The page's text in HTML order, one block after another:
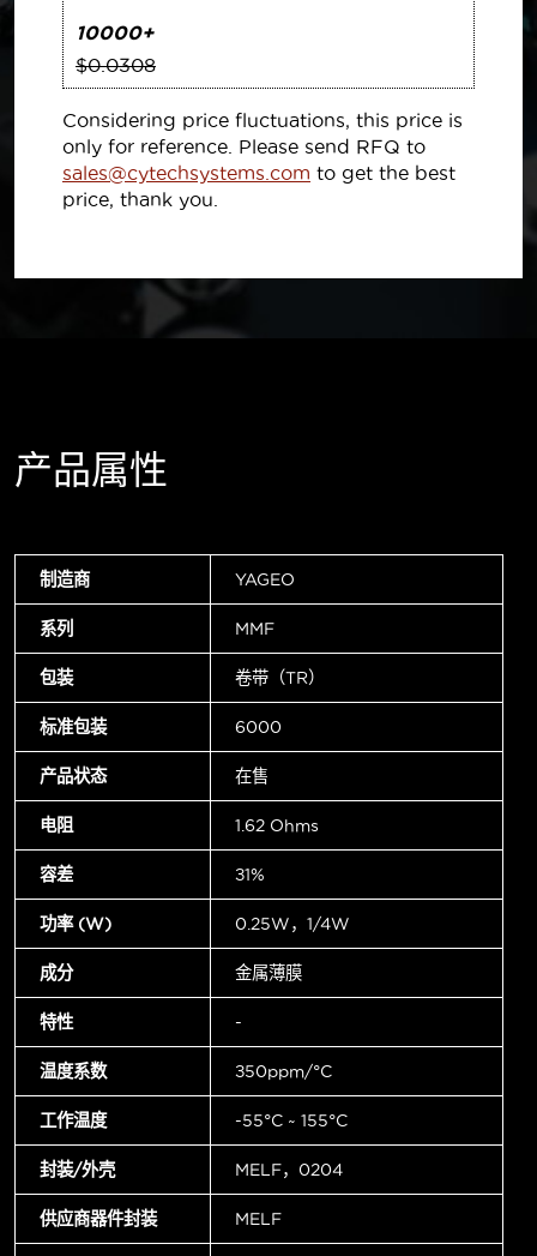
10000+
$0.0308
Considering price fluctuations, this price is
only for reference. Please send RFQ to
sales@cytechsystems.com to get the best
price, thank you.
产品属性
制造商 YAGEO
系列 MMF
包装 卷带（TR）
标准包装 6000
产品状态 在售
电阻 1.62 Ohms
容差 ±1%
功率 (W) 0.25W，1/4W
成分 金属薄膜
特性 -
温度系数 ±50ppm/°C
工作温度 -55°C ~ 155°C
封装/外壳 MELF，0204
供应商器件封装 MELF